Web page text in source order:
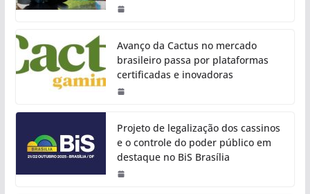
Avanço da Cactus no mercado
brasileiro passa por plataformas
certificadas e inovadoras
Projeto de legalização dos cassinos
e o controle do poder público em
destaque no BiS Brasília